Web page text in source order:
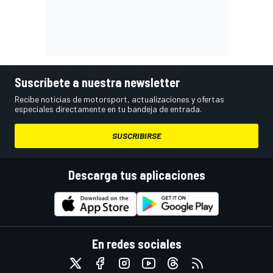
Suscríbete a nuestra newsletter
Recibe noticias de motorsport, actualizaciones y ofertas
especiales directamente en tu bandeja de entrada.
SUSCRIBIRSE
Descarga tus aplicaciones
En redes sociales